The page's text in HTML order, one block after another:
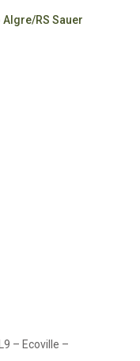
RS Sauer
– Ecoville –